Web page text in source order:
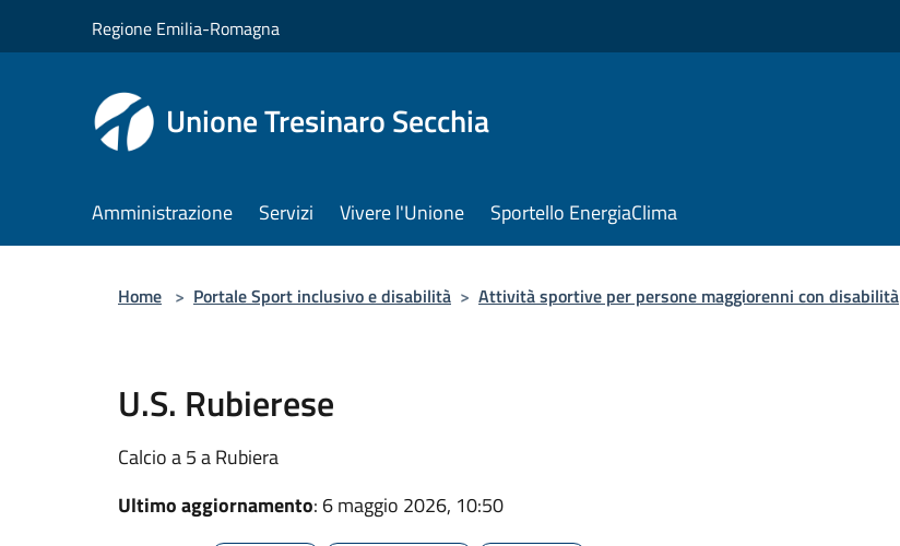
Regione Emilia-Romagna
Unione Tresinaro Secchia
Amministrazione Servizi Vivere l'Unione Sportello EnergiaClima
Home > Portale Sport inclusivo e disabilità > Attività sportive per persone maggiorenni con disabilità
U.S. Rubierese
Calcio a 5 a Rubiera
Ultimo aggiornamento: 6 maggio 2026, 10:50